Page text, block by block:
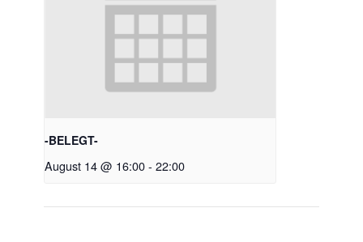
-BELEGT-
August 14 @ 16:00- 22:00